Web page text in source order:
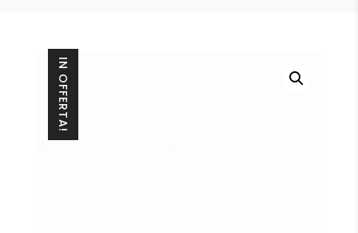
IN OFFERTA!